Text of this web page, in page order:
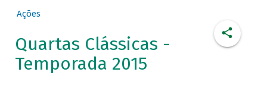
Ações
Quartas Clássicas -
Temporada 2015